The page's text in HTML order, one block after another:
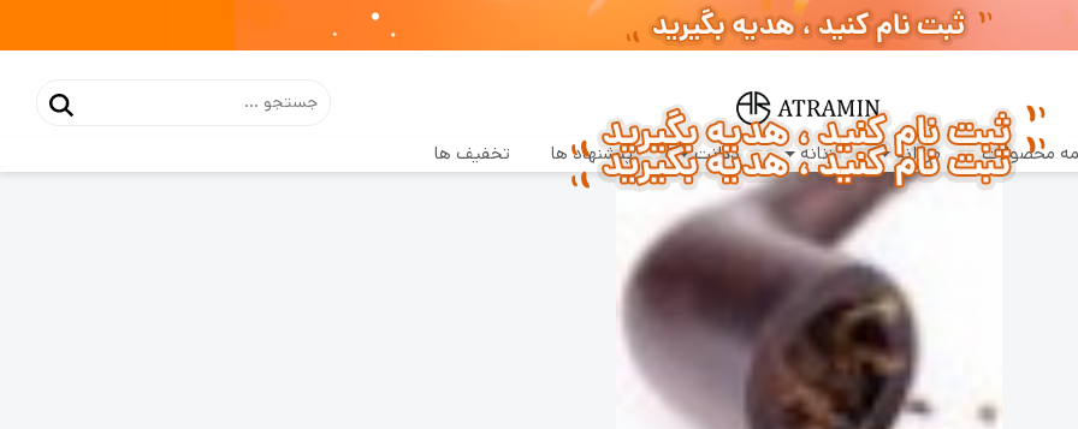
محصولات مردانه زنانه دکانت پیشنهاد ها تخفیف ها
سفارشات طبق روال عادی روزانه پردازش و ارسال خواهند شد